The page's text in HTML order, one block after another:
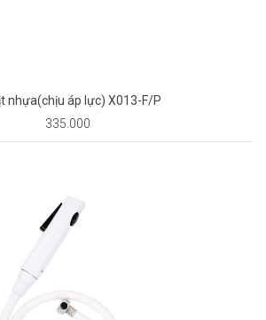
nhựa(chịu áp lực) X013-F/P
335.000